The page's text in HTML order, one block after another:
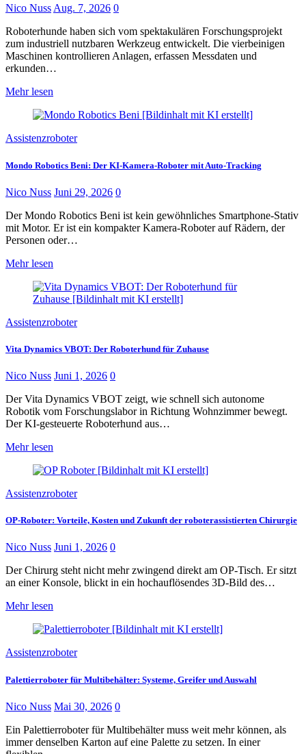
Nico Nuss Aug. 7, 2026 0
Roboterhunde haben sich vom spektakulären Forschungsprojekt
zum industriell nutzbaren Werkzeug entwickelt. Die vierbeinigen
Maschinen kontrollieren Anlagen, erfassen Messdaten und
erkunden…
Mehr lesen
Assistenzroboter
Mondo Robotics Beni: Der KI-Kamera-Roboter mit Auto-Tracking
Nico Nuss Juni 29, 2026 0
Der Mondo Robotics Beni ist kein gewöhnliches Smartphone-Stativ
mit Motor. Er ist ein kompakter Kamera-Roboter auf Rädern, der
Personen oder…
Mehr lesen
Assistenzroboter
Vita Dynamics VBOT: Der Roboterhund für Zuhause
Nico Nuss Juni 1, 2026 0
Der Vita Dynamics VBOT zeigt, wie schnell sich autonome
Robotik vom Forschungslabor in Richtung Wohnzimmer bewegt.
Der KI-gesteuerte Roboterhund aus…
Mehr lesen
Assistenzroboter
OP-Roboter: Vorteile, Kosten und Zukunft der roboterassistierten Chirurgie
Nico Nuss Juni 1, 2026 0
Der Chirurg steht nicht mehr zwingend direkt am OP-Tisch. Er sitzt
an einer Konsole, blickt in ein hochauflösendes 3D-Bild des…
Mehr lesen
Assistenzroboter
Palettierroboter für Multibehälter: Systeme, Greifer und Auswahl
Nico Nuss Mai 30, 2026 0
Ein Palettierroboter für Multibehälter muss weit mehr können, als
immer denselben Karton auf eine Palette zu setzen. In einer